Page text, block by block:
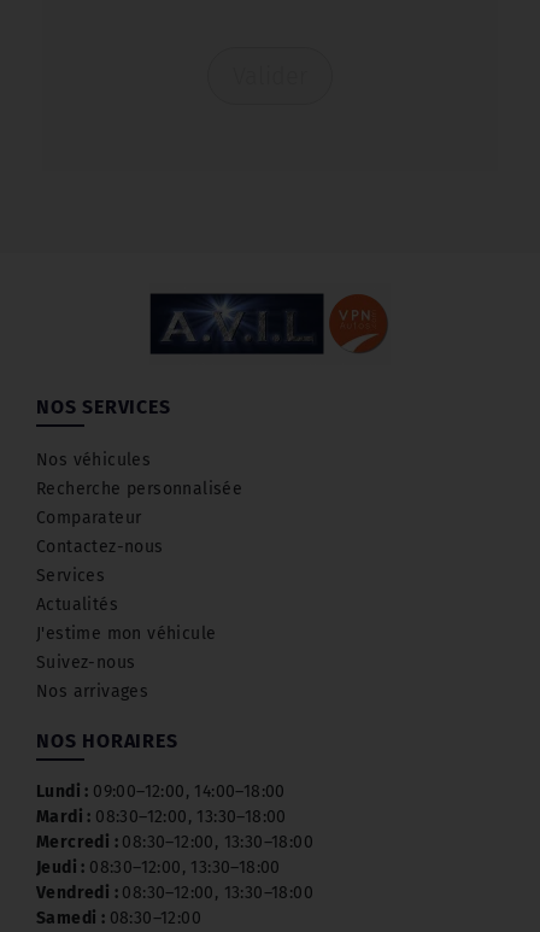
NOS SERVICES
Nos véhicules
Recherche personnalisée
Comparateur
Contactez-nous
Services
Actualités
J'estime mon véhicule
Suivez-nous
Nos arrivages
NOS HORAIRES
Lundi : 09:00–12:00, 14:00–18:00
Mardi : 08:30–12:00, 13:30–18:00
Mercredi : 08:30–12:00, 13:30–18:00
Jeudi : 08:30–12:00, 13:30–18:00
Vendredi : 08:30–12:00, 13:30–18:00
Samedi : 08:30–12:00